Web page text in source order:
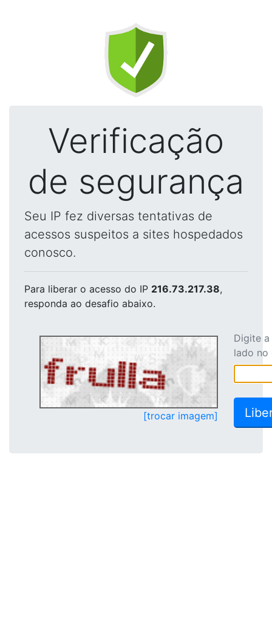
Verificação
de segurança
Seu IP fez diversas tentativas de
acessos suspeitos a sites hospedados
conosco.
Para liberar o acesso do IP 216.73.217.38,
responda ao desafio abaixo.
[trocar imagem]
Digite
lado no